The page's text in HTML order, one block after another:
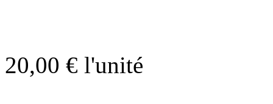
20,00 € l'unité